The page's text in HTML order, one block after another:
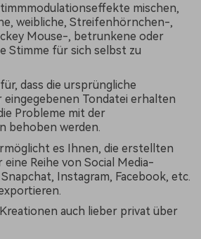
mischen,
weibliche, Streifenhörnchen-,
Mouse-, betrunkene oder
Stimme für sich selbst zu
dass die ursprüngliche
eingegebenen Tondatei erhalten
Probleme mit der
behoben werden.
es Ihnen, die erstellten
Reihe von Social Media-
Instagram, Facebook, etc.
auch lieber privat über